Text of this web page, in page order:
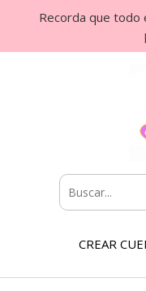
Recorda que todo
CREAR